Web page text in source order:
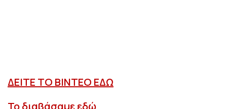
ΔΕΙΤΕ ΤΟ ΒΙΝΤΕΟ ΕΔΩ
Το διαβάσαμε εδώ